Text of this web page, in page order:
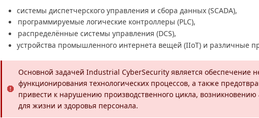
системы диспетчерского управления и сбора данных (SCADA),
программируемые логические контроллеры (PLC),
распределённые системы управления (DCS),
устройства промышленного интернета вещей (IIoT) и различные
Основной задачей Industrial CyberSecurity является обеспечение
функционирования технологических процессов, а также
привести к нарушению производственного цикла,
для жизни и здоровья персонала.